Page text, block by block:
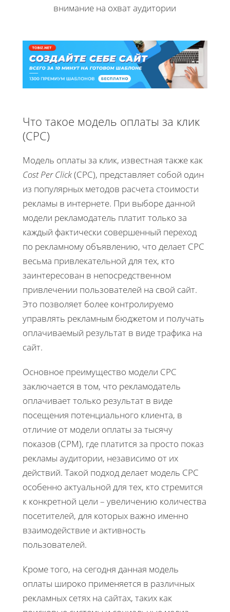
внимание на охват аудитории
Что такое модель оплаты за клик
(CPC)
Модель оплаты за клик, известная также как
Cost Per Click(CPC), представляет собой один
из популярных методов расчета стоимости
рекламы в интернете. При выборе данной
модели рекламодатель платит только за
каждый фактически совершенный переход
по рекламному объявлению, что делает CPC
весьма привлекательной для тех, кто
заинтересован в непосредственном
привлечении пользователей на свой сайт.
Это позволяет более контролируемо
управлять рекламным бюджетом и получать
оплачиваемый результат в виде трафика на
сайт.
Основное преимущество модели CPC
заключается в том, что рекламодатель
оплачивает только результат в виде
посещения потенциального клиента, в
отличие от модели оплаты за тысячу
показов (CPM), где платится за просто показ
рекламы аудитории, независимо от их
действий. Такой подход делает модель CPC
особенно актуальной для тех, кто стремится
к конкретной цели – увеличению количества
посетителей, для которых важно именно
взаимодействие и активность
пользователей.
Кроме того, на сегодня данная модель
оплаты широко применяется в различных
рекламных сетях на сайтах, таких как